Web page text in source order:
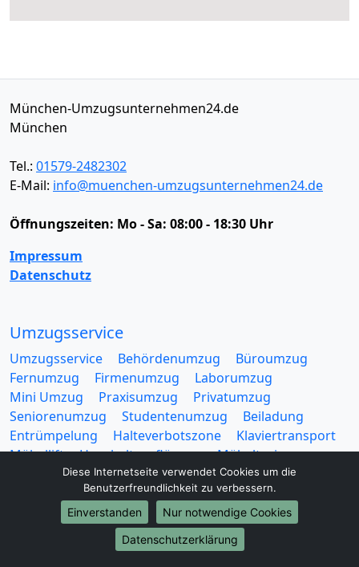
München-Umzugsunternehmen24.de
München
Tel.: 01579-2482302
E-Mail: info@muenchen-umzugsunternehmen24.de
Öffnungszeiten: Mo - Sa: 08:00 - 18:30 Uhr
Impressum
Datenschutz
Umzugsservice
Umzugsservice Behördenumzug
Büroumzug
Fernumzug
Firmenumzug
Laborumzug
Mini Umzug
Praxisumzug
Privatumzug
Seniorenumzug
Studentenumzug
Beiladung
Entrümpelung
Halteverbotszone
Klaviertransport
Möbellift
Haushaltsauflösung
Möbeltaxi
Möbelmitfahrzentrale
Umzugskartons
Diese Internetseite verwendet Cookies um die
Benutzerfreundlichkeit zu verbessern.
Einverstanden
Nur notwendige Cookies
Datenschutzerklärung